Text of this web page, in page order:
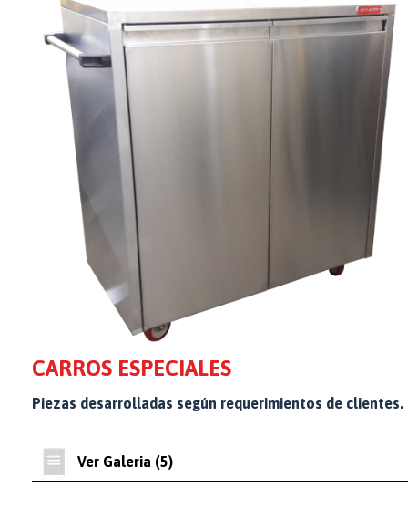
CARROS ESPECIALES
Piezas desarrolladas según requerimientos de clientes.
Ver Galeria (5)